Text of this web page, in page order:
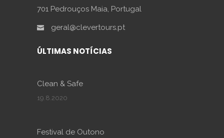
701 Pedrouços Maia, Portugal
geral@clevertours.pt
ÚLTIMAS NOTÍCIAS
Clean & Safe
19.8.2020
Festival de Outono